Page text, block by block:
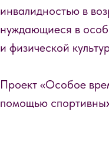
инвалидностью в
нуждающиеся в
и физической
Проект «Особое
помощью